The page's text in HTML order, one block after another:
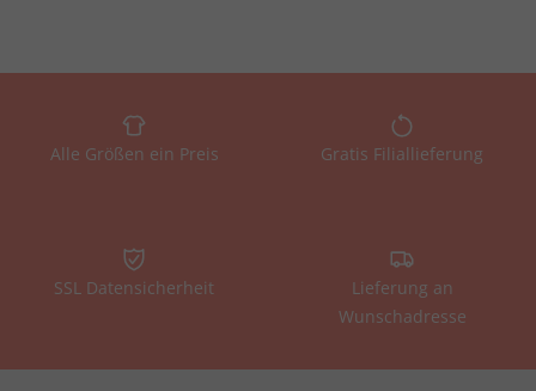
Alle Größen ein Preis Gratis Filiallieferung
SSL Datensicherheit
Lieferung an
Wunschadresse